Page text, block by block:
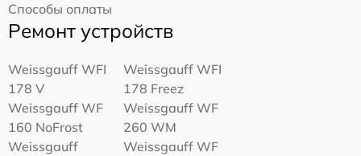
Способы оплаты
Ремонт устройств
Weissgauff WFI
178 V
Weissgauff WFI
178 Freez
Weissgauff WF
160 NoFrost
Weissgauff WF
260 WM
Weissgauff
Weissgauff WF